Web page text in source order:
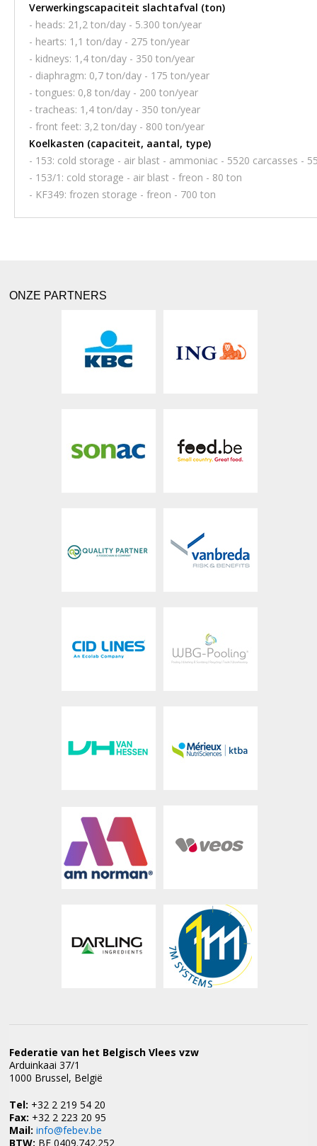
Verwerkingscapaciteit slachtafval (ton)
- heads: 21,2 ton/day - 5.300 ton/year
- hearts: 1,1 ton/day - 275 ton/year
- kidneys: 1,4 ton/day - 350 ton/year
- diaphragm: 0,7 ton/day - 175 ton/year
- tongues: 0,8 ton/day - 200 ton/year
- tracheas: 1,4 ton/day - 350 ton/year
- front feet: 3,2 ton/day - 800 ton/year
Koelkasten (capaciteit, aantal, type)
- 153: cold storage - air blast - ammoniac - 5520 carcasses -
- 153/1: cold storage - air blast - freon - 80 ton
- KF349: frozen storage - freon - 700 ton
ONZE PARTNERS
Federatie van het Belgisch Vlees vzw
Arduinkaai 37/1
1000 Brussel, België
Tel: +32 2 219 54 20
Fax: +32 2 223 20 95
Mail: info@febev.be
BTW: BE 0409.742.252